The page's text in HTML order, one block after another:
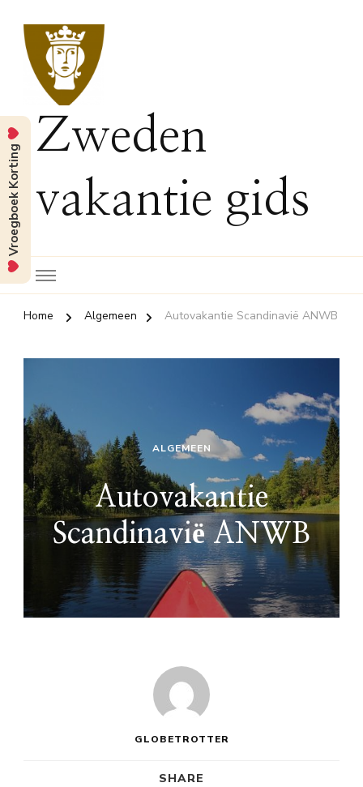
Zweden
vakantie gids
Home Algemeen Autovakantie Scandinavië ANWB
ALGEMEEN
Autovakantie
Scandinavië ANWB
GLOBETROTTER
SHARE
Vroegboek Korting